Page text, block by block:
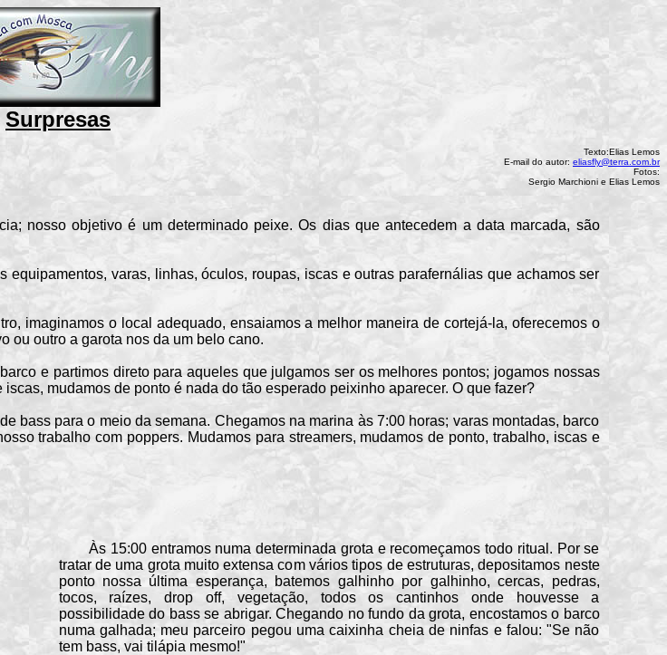
Surpresas
Texto:Elias Lemos
E-mail do autor: eliasfly@terra.com.br
Fotos:
Sergio Marchioni e Elias Lemos
objetivo é um determinado peixe. Os dias que antecedem a data marcada, são
varas, linhas, óculos, roupas, iscas e outras parafernálias que achamos ser
o local adequado, ensaiamos a melhor maneira de cortejá-la, oferecemos o
ou outro a garota nos da um belo cano.
e partimos direto para aqueles que julgamos ser os melhores pontos; jogamos nossas
mudamos de ponto é nada do tão esperado peixinho aparecer. O que fazer?
para o meio da semana. Chegamos na marina às 7:00 horas; varas montadas, barco
trabalho com poppers. Mudamos para streamers, mudamos de ponto, trabalho, iscas e
Às 15:00 entramos numa determinada grota e recomeçamos todo ritual. Por se
tratar de uma grota muito extensa com vários tipos de estruturas, depositamos neste
ponto nossa última esperança, batemos galhinho por galhinho, cercas, pedras,
tocos, raízes, drop off, vegetação, todos os cantinhos onde houvesse a
possibilidade do bass se abrigar. Chegando no fundo da grota, encostamos o barco
numa galhada; meu parceiro pegou uma caixinha cheia de ninfas e falou: "Se não
tem bass, vai tilápia mesmo!"